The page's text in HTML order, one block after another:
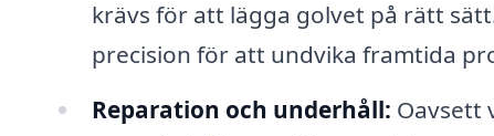
krävs för att lägga golvet på rätt
precision för att undvika framtida
Reparation och underhåll: Oavsett